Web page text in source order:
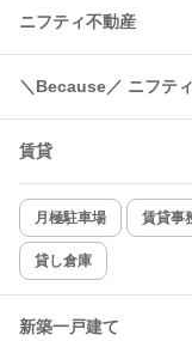
温水洗浄便座
コンロ2口以上
新着のみ
該当件数:
ニフティ不動産
＼Because／ ニフテ
賃貸
月極駐車場 賃貸事
貸し倉庫
新築一戸建て